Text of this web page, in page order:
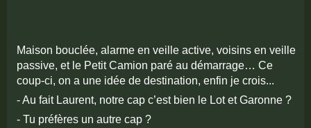
Maison bouclée, alarme en veille active, voisins en veille
passive, et le Petit Camion paré au démarrage… Ce
coup-ci, on a une idée de destination, enfin je crois...
- Au fait Laurent, notre cap c’est bien le Lot et Garonne ?
- Tu préfères un autre cap ?